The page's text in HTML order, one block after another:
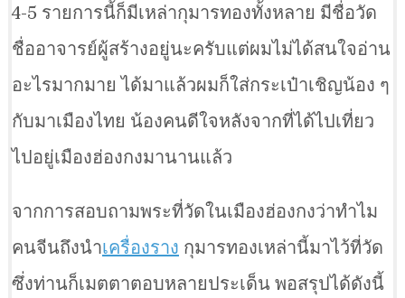
4-5 รายการนี้ก็มีเหล่ากุมารทองทั้งหลาย มีชื่อวัด
ชื่ออาจารย์ผู้สร้างอยู่นะครับแต่ผมไม่ได้สนใจอ่าน
อะไรมากมาย ได้มาแล้วผมก็ใส่กระเป๋าเชิญน้อง ๆ
กับมาเมืองไทย น้องคนดีใจหลังจากที่ได้ไปเที่ยว
ไปอยู่เมืองฮ่องกงมานานแล้ว
จากการสอบถามพระที่วัดในเมืองฮ่องกงว่าทำไม
คนจีนถึงนำเครื่องราง กุมารทองเหล่านี้มาไว้ที่วัด
ซึ่งท่านก็เมตตาตอบหลายประเด็น พอสรุปได้ดังนี้